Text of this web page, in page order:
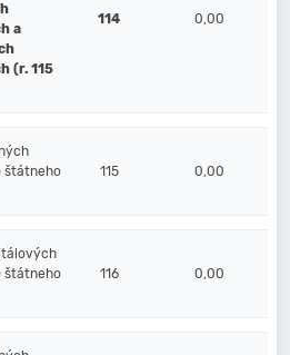
a
(r. 115
114 0,00
štátneho
115 0,00
štátneho
116 0,00